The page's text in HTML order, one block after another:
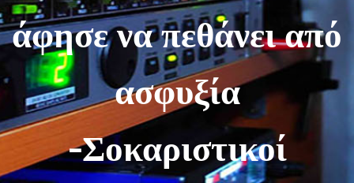
άφησε να πεθάνει από
ασφυξία
-Σοκαριστικοί